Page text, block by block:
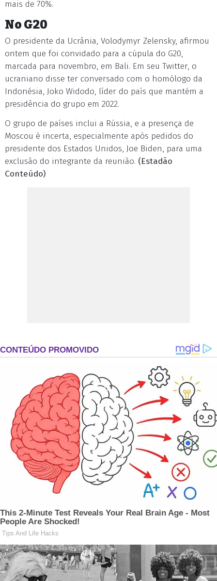
mais de 70%.
No G20
O presidente da Ucrânia, Volodymyr Zelensky, afirmou
ontem que foi convidado para a cúpula do G20,
marcada para novembro, em Bali. Em seu Twitter, o
ucraniano disse ter conversado com o homólogo da
Indonésia, Joko Widodo, líder do país que mantém a
presidência do grupo em 2022.
O grupo de países inclui a Rússia, e a presença de
Moscou é incerta, especialmente após pedidos do
presidente dos Estados Unidos, Joe Biden, para uma
exclusão do integrante da reunião. (Estadão
Conteúdo)